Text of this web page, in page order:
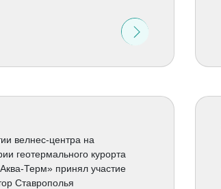
велнес-центра на
геотермального курорта
Терм» принял участие
Ставрополья